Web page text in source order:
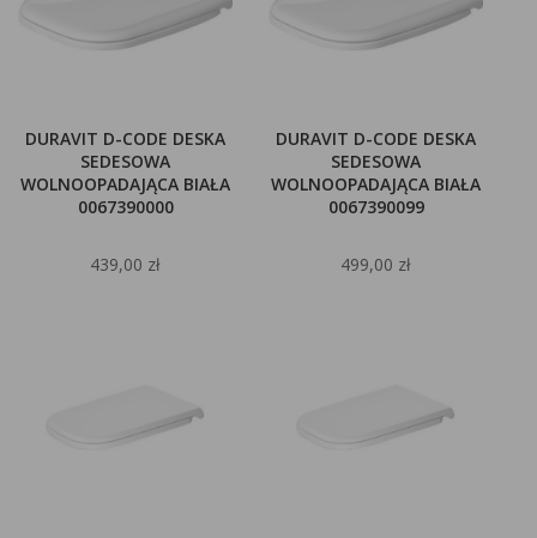
DURAVIT D-CODE DESKA
SEDESOWA
WOLNOOPADAJĄCA BIAŁA
0067390000
439,00 zł
DURAVIT D-CODE DESKA
SEDESOWA
WOLNOOPADAJĄCA BIAŁA
0067390099
499,00 zł